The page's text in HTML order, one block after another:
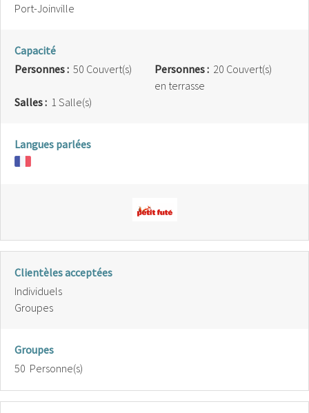
Port-Joinville
Capacité
Personnes : 50 Couvert(s) Personnes : 20 Couvert(s)
en terrasse
Salles : 1 Salle(s)
Langues parlées
Clientèles acceptées
Individuels
Groupes
Groupes
50 Personne(s)